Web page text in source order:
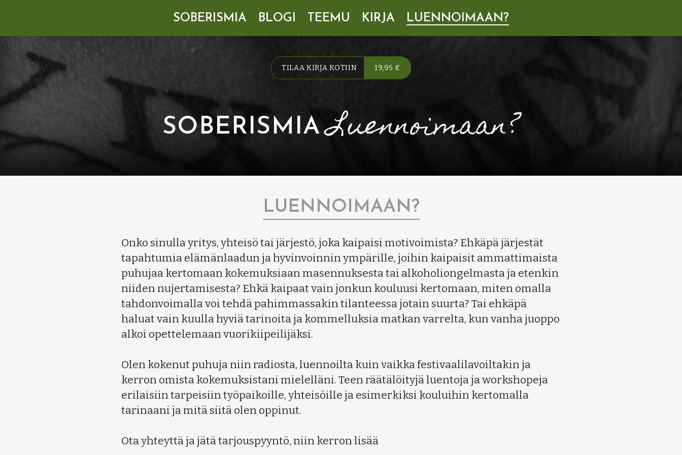
SOBERISMIA BLOGI TEEMU KIRJA LUENNOIMAAN?
TILAA KIRJA KOTIIN 19,95 €
SOBERISMIALuennoimaan?
LUENNOIMAAN?
Onko sinulla yritys, yhteisö tai järjestö, joka kaipaisi motivoimista? Ehkäpä järjestät
tapahtumia elämänlaadun ja hyvinvoinnin ympärille, joihin kaipaisit ammattimaista
puhujaa kertomaan kokemuksiaan masennuksesta tai alkoholiongelmasta ja etenkin
niiden nujertamisesta? Ehkä kaipaat vain jonkun kouluusi kertomaan, miten omalla
tahdonvoimalla voi tehdä pahimmassakin tilanteessa jotain suurta? Tai ehkäpä
haluat vain kuulla hyviä tarinoita ja kommelluksia matkan varrelta, kun vanha juoppo
alkoi opettelemaan vuorikiipeilijäksi.
Olen kokenut puhuja niin radiosta, luennoilta kuin vaikka festivaalilavoiltakin ja
kerron omista kokemuksistani mielelläni. Teen räätälöityjä luentoja ja workshopeja
erilaisiin tarpeisiin työpaikoille, yhteisöille ja esimerkiksi kouluihin kertomalla
tarinaani ja mitä siitä olen oppinut.
Ota yhteyttä ja jätä tarjouspyyntö, niin kerron lisää